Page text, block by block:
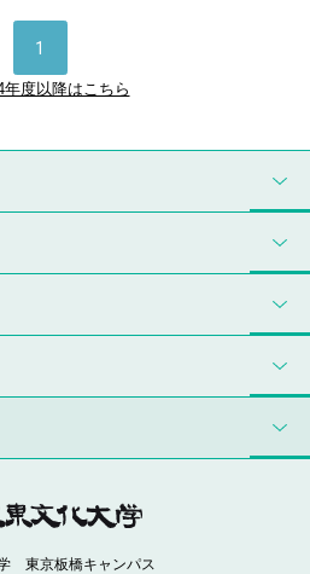
年度以降はこちら
1
東京板橋キャンパス